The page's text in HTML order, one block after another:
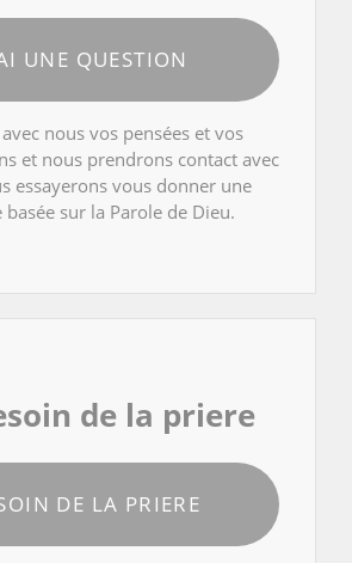
UNE QUESTION
nous vos pensées et vos
et nous prendrons contact avec
essayerons vous donner une
basée sur la Parole de Dieu.
de la priere
DE LA PRIERE